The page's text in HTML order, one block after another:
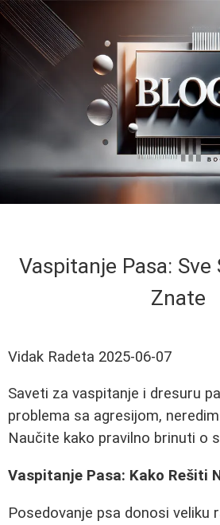
Vaspitanje Pasa: Sve
Znate
Vidak Radeta 2025-06-07
Saveti za vaspitanje i dresuru
problema sa agresijom,
Naučite kako pravilno brinuti o
Vaspitanje Pasa: Kako Rešiti
Posedovanje psa donosi veliku